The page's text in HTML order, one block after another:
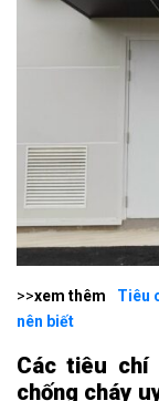
>>xem thêm
Tiêu
nên biết
Các tiêu chí
chống cháy